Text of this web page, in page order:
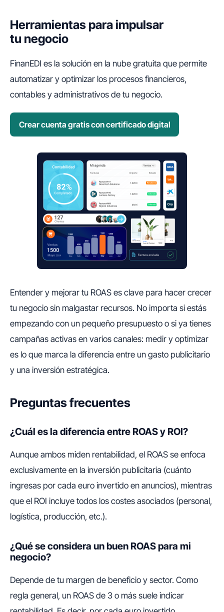
Herramientas para impulsar
tu negocio
FinanEDI es la solución en la nube gratuita que permite
automatizar y optimizar los procesos financieros,
contables y administrativos de tu negocio.
Crear cuenta gratis con certificado digital
Entender y mejorar tu ROAS es clave para hacer crecer
tu negocio sin malgastar recursos. No importa si estás
empezando con un pequeño presupuesto o si ya tienes
campañas activas en varios canales: medir y optimizar
es lo que marca la diferencia entre un gasto publicitario
y una inversión estratégica.
Preguntas frecuentes
¿Cuál es la diferencia entre ROAS y ROI?
Aunque ambos miden rentabilidad, el ROAS se enfoca
exclusivamente en la inversión publicitaria (cuánto
ingresas por cada euro invertido en anuncios), mientras
que el ROI incluye todos los costes asociados (personal,
logística, producción, etc.).
¿Qué se considera un buen ROAS para mi
negocio?
Depende de tu margen de beneficio y sector. Como
regla general, un ROAS de 3 o más suele indicar